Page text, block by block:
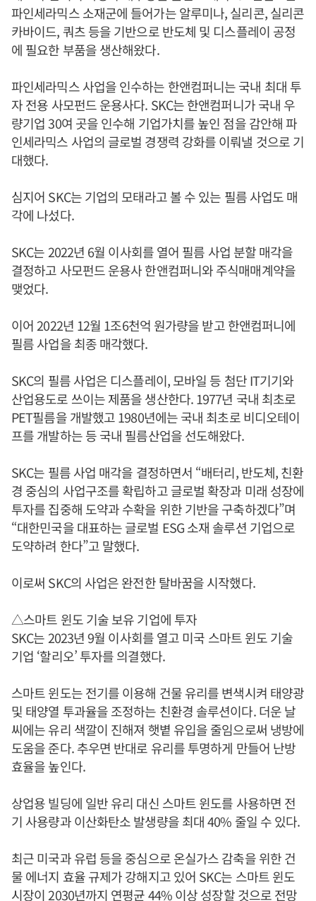
파인세라믹스 소재군에 들어가는 알루미나, 실리콘, 실리콘
카바이드, 쿼츠 등을 기반으로 반도체 및 디스플레이 공정
에 필요한 부품을 생산해왔다.
파인세라믹스 사업을 인수하는 한앤컴퍼니는 국내 최대 투
자 전용 사모펀드 운용사다. SKC는 한앤컴퍼니가 국내 우
량기업 30여 곳을 인수해 기업가치를 높인 점을 감안해 파
인세라믹스 사업의 글로벌 경쟁력 강화를 이뤄낼 것으로 기
대했다.
심지어 SKC는 기업의 모태라고 볼 수 있는 필름 사업도 매
각에 나섰다.
SKC는 2022년 6월 이사회를 열어 필름 사업 분할 매각을
결정하고 사모펀드 운용사 한앤컴퍼니와 주식매매계약을
맺었다.
이어 2022년 12월 1조6천억 원가량을 받고 한앤컴퍼니에
필름 사업을 최종 매각했다.
SKC의 필름 사업은 디스플레이, 모바일 등 첨단 IT기기와
산업용도로 쓰이는 제품을 생산한다. 1977년 국내 최초로
PET필름을 개발했고 1980년에는 국내 최초로 비디오테이
프를 개발하는 등 국내 필름산업을 선도해왔다.
SKC는 필름 사업 매각을 결정하면서 “배터리, 반도체, 친환
경 중심의 사업구조를 확립하고 글로벌 확장과 미래 성장에
투자를 집중해 도약과 수확을 위한 기반을 구축하겠다”며
“대한민국을 대표하는 글로벌 ESG 소재 솔루션 기업으로
도약하려 한다”고 말했다.
이로써 SKC의 사업은 완전한 탈바꿈을 시작했다.
△스마트 윈도 기술 보유 기업에 투자
SKC는 2023년 9월 이사회를 열고 미국 스마트 윈도 기술
기업 ‘할리오’ 투자를 의결했다.
스마트 윈도는 전기를 이용해 건물 유리를 변색시켜 태양광
및 태양열 투과율을 조정하는 친환경 솔루션이다. 더운 날
씨에는 유리 색깔이 진해져 햇볕 유입을 줄임으로써 냉방에
도움을 준다. 추우면 반대로 유리를 투명하게 만들어 난방
효율을 높인다.
상업용 빌딩에 일반 유리 대신 스마트 윈도를 사용하면 전
기 사용량과 이산화탄소 발생량을 최대 40% 줄일 수 있다.
최근 미국과 유럽 등을 중심으로 온실가스 감축을 위한 건
물 에너지 효율 규제가 강해지고 있어 SKC는 스마트 윈도
시장이 2030년까지 연평균 44% 이상 성장할 것으로 전망